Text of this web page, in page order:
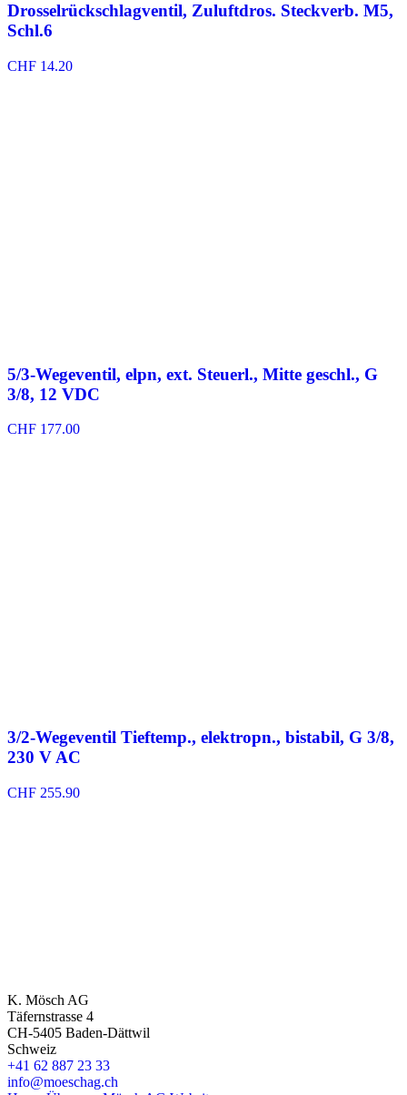
Drosselrückschlagventil, Zuluftdros. Steckverb. M5,
Schl.6
CHF 14.20
5/3-Wegeventil, elpn, ext. Steuerl., Mitte geschl., G
3/8, 12 VDC
CHF 177.00
3/2-Wegeventil Tieftemp., elektropn., bistabil, G 3/8,
230 V AC
CHF 255.90
K. Mösch AG
Täfernstrasse 4
CH-5405 Baden-Dättwil
Schweiz
+41 62 887 23 33
info@moeschag.ch